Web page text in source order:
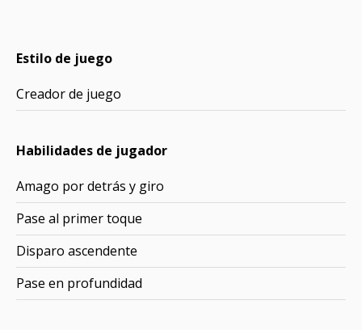
Estilo de juego
Creador de juego
Habilidades de jugador
Amago por detrás y giro
Pase al primer toque
Disparo ascendente
Pase en profundidad